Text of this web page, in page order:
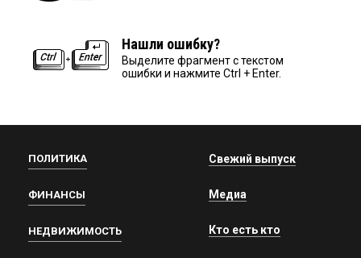
Нашли ошибку?
Выделите фрагмент с текстом
ошибки и нажмите Ctrl + Enter.
ПОЛИТИКА
ФИНАНСЫ
НЕДВИЖИМОСТЬ
Свежий выпуск
Медиа
Кто есть кто